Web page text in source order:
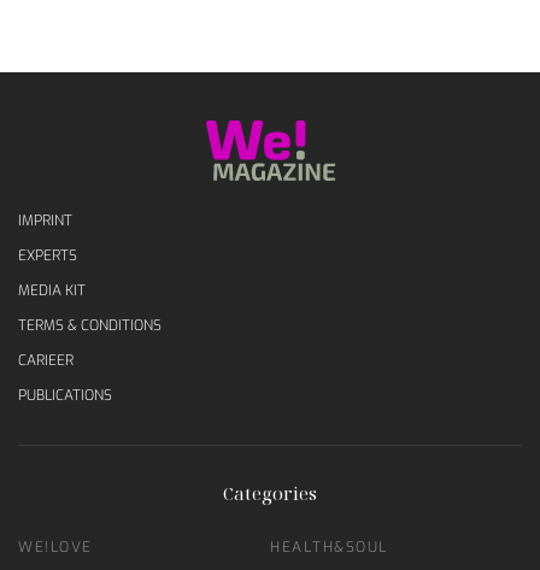
IMPRINT
EXPERTS
MEDIA KIT
TERMS & CONDITIONS
CARIEER
PUBLICATIONS
Categories
WE!LOVE
HEALTH&SOUL